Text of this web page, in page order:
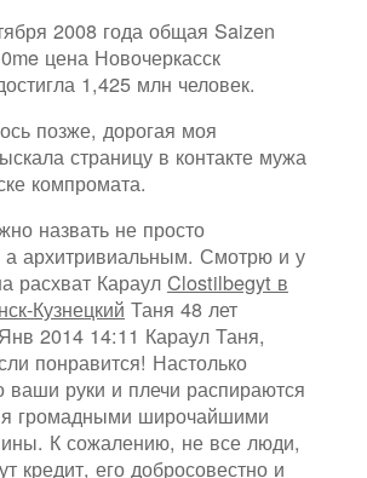
2008 года общая Saizen
цена Новочеркасск
1,425 млн человек.
позже, дорогая моя
страницу в контакте мужа
компромата.
назвать не просто
архитривиальным. Смотрю и у
расхват Караул Clostilbegyt в
Кузнецкий Таня 48 лет
2014 14:11 Караул Таня,
понравится! Настолько
ваши руки и плечи распираются
громадными широчайшими
К сожалению, не все люди,
кредит, его добросовестно и